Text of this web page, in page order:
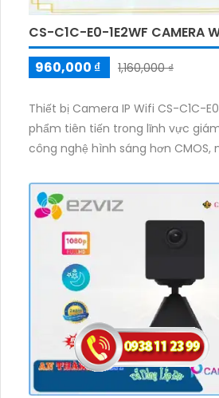
CS-C1C-E0-1E2WF CAMERA
960,000 ₫
1,160,000 ₫
Thiết bị Camera IP Wifi CS-C1C-
phẩm tiên tiến trong lĩnh vực
công nghệ hình sáng hơn CMOS,
tầm quan sát lên đến 10m. Sản
kế với tính năng IP Wifi mới nhất,
ảnh độ nét lên đến 2.0 MP. Ngoài
trợ thẻ nhớ và công nghệ nhìn
Ngoại Smart IR, giúp quan sát
một cách chất lượng.